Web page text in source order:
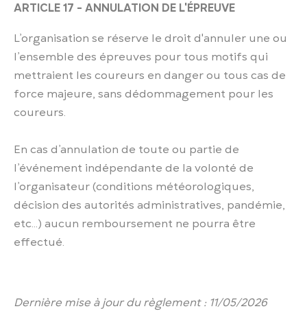
ARTICLE 17 - ANNULATION DE L'ÉPREUVE
L’organisation se réserve le droit d'annuler une ou
l’ensemble des épreuves pour tous motifs qui
mettraient les coureurs en danger ou tous cas de
force majeure, sans dédommagement pour les
coureurs.
En cas d’annulation de toute ou partie de
l’événement indépendante de la volonté de
l’organisateur (conditions météorologiques,
décision des autorités administratives, pandémie,
etc…) aucun remboursement ne pourra être
effectué.
Dernière mise à jour du règlement : 11/05/2026